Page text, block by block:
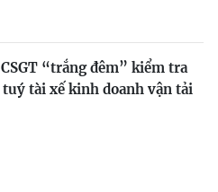
CSGT “trắng đêm” kiểm tra
tuý tài xế kinh doanh vận tải